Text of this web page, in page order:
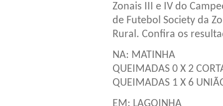
Zonais III e IV do
de Futebol Society da
Rural. Confira os
NA: MATINHA
QUEIMADAS 0 X 2
QUEIMADAS 1 X 6
EM: LAGOINHA